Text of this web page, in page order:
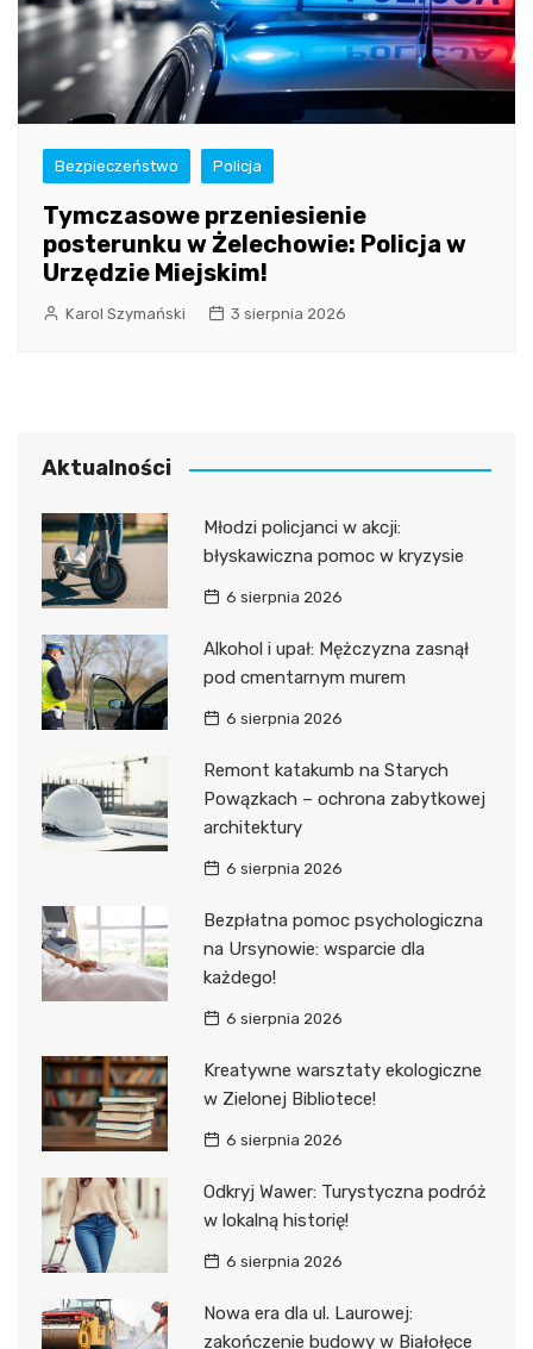
Bezpieczeństwo Policja
Tymczasowe przeniesienie
posterunku w Żelechowie: Policja w
Urzędzie Miejskim!
Karol Szymański 3 sierpnia 2026
Aktualności
Młodzi policjanci w akcji:
błyskawiczna pomoc w kryzysie
6 sierpnia 2026
Alkohol i upał: Mężczyzna zasnął
pod cmentarnym murem
6 sierpnia 2026
Remont katakumb na Starych
Powązkach – ochrona zabytkowej
architektury
6 sierpnia 2026
Bezpłatna pomoc psychologiczna
na Ursynowie: wsparcie dla
każdego!
6 sierpnia 2026
Kreatywne warsztaty ekologiczne
w Zielonej Bibliotece!
6 sierpnia 2026
Odkryj Wawer: Turystyczna podróż
w lokalną historię!
6 sierpnia 2026
Nowa era dla ul. Laurowej:
zakończenie budowy w Białołęce